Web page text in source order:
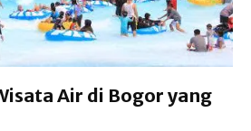
Air di Bogor yang